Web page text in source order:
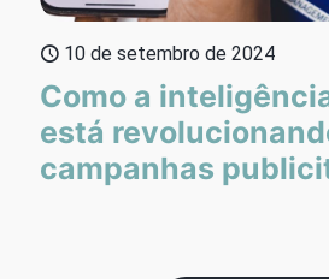
10 de setembro de 2024
Como a
está
campanhas